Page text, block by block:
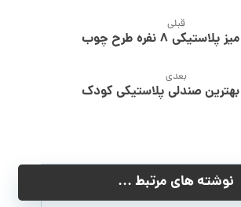
قبلی
8 نفره طرح چوب
بعدی
بهترین صندلی پلاستیکی کودک
نوشته های مرتبط ...